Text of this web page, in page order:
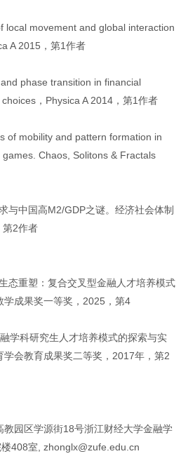
local movement and global interaction
A 2015，第1作者
phase transition in financial
，Physica A 2014，第1作者
of mobility and pattern formation in
Chaos, Solitons & Fractals
与中国高M2/GDP之谜。经济社会体制
第2作者
态重塑：复合交叉型金融人才培养模式
学成果奖一等奖，2025，第4
学科研究生人才培养模式的探索与实
学会教育成果奖二等奖，2017年，第2
教园区学源街18号浙江财经大学金融学
408室, zhonglx@zufe.edu.cn